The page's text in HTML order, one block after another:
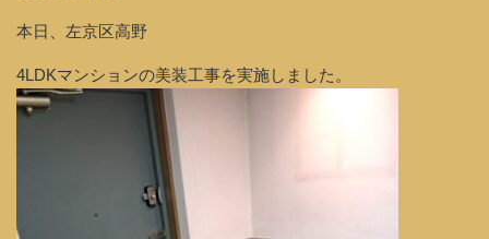
本日、左京区高野
4LDKマンションの美装工事を実施しました。